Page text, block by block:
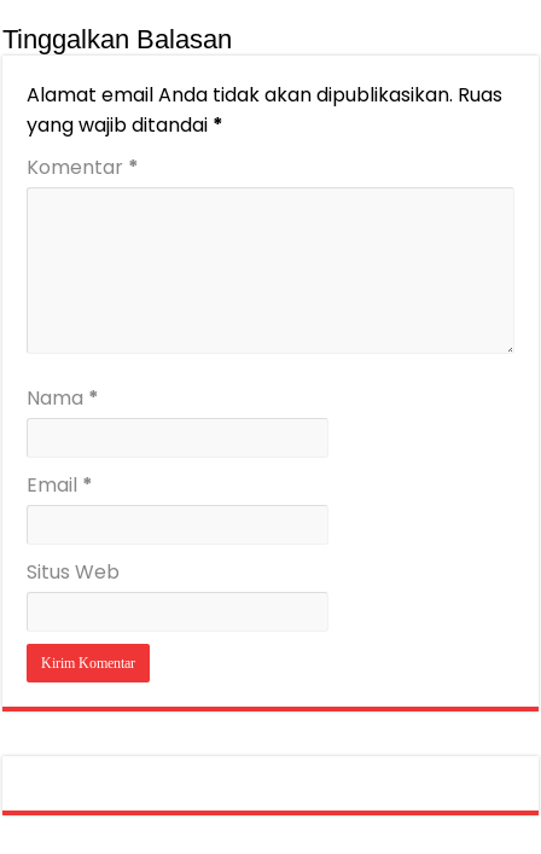
Tinggalkan Balasan
Alamat email Anda tidak akan dipublikasikan. Ruas
yang wajib ditandai *
Komentar *
Nama *
Email *
Situs Web